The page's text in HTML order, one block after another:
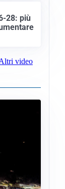
28: più
video